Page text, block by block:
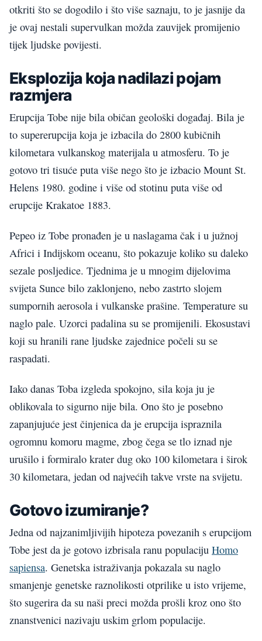
otkriti što se dogodilo i što više saznaju, to je jasnije da
je ovaj nestali supervulkan možda zauvijek promijenio
tijek ljudske povijesti.
Eksplozija koja nadilazi pojam
razmjera
Erupcija Tobe nije bila običan geološki događaj. Bila je
to supererupcija koja je izbacila do 2800 kubičnih
kilometara vulkanskog materijala u atmosferu. To je
gotovo tri tisuće puta više nego što je izbacio Mount St.
Helens 1980. godine i više od stotinu puta više od
erupcije Krakatoe 1883.
Pepeo iz Tobe pronađen je u naslagama čak i u južnoj
Africi i Indijskom oceanu, što pokazuje koliko su daleko
sezale posljedice. Tjednima je u mnogim dijelovima
svijeta Sunce bilo zaklonjeno, nebo zastrto slojem
sumpornih aerosola i vulkanske prašine. Temperature su
naglo pale. Uzorci padalina su se promijenili. Ekosustavi
koji su hranili rane ljudske zajednice počeli su se
raspadati.
Iako danas Toba izgleda spokojno, sila koja ju je
oblikovala to sigurno nije bila. Ono što je posebno
zapanjujuće jest činjenica da je erupcija ispraznila
ogromnu komoru magme, zbog čega se tlo iznad nje
urušilo i formiralo krater dug oko 100 kilometara i širok
30 kilometara, jedan od najvećih takve vrste na svijetu.
Gotovo izumiranje?
Jedna od najzanimljivijih hipoteza povezanih s erupcijom
Tobe jest da je gotovo izbrisala ranu populaciju Homo
sapiensa. Genetska istraživanja pokazala su naglo
smanjenje genetske raznolikosti otprilike u isto vrijeme,
što sugerira da su naši preci možda prošli kroz ono što
znanstvenici nazivaju uskim grlom populacije.